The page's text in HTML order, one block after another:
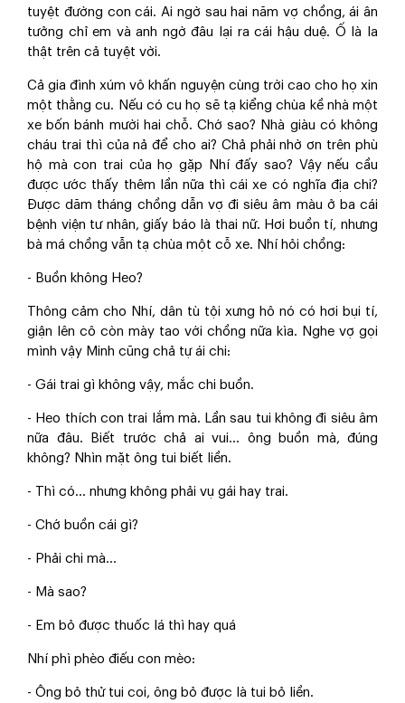
tuyệt đường con cái. Ai ngờ sau hai năm vợ chồng, ái ân
tưởng chỉ em và anh ngờ đâu lại ra cái hậu duệ. Ố là la
thật trên cả tuyệt vời.
Cả gia đình xúm vô khấn nguyện cùng trời cao cho họ xin
một thằng cu. Nếu có cu họ sẽ tạ kiểng chùa kề nhà một
xe bốn bánh mười hai chỗ. Chớ sao? Nhà giàu có không
cháu trai thì của nả để cho ai? Chả phải nhờ ơn trên phù
hộ mà con trai của họ gặp Nhí đấy sao? Vậy nếu cầu
được ước thấy thêm lần nữa thì cái xe có nghĩa địa chi?
Được dăm tháng chồng dẫn vợ đi siêu âm màu ở ba cái
bệnh viện tư nhân, giấy báo là thai nữ. Hơi buồn tí, nhưng
bà má chồng vẫn tạ chùa một cỗ xe. Nhí hỏi chồng:
- Buồn không Heo?
Thông cảm cho Nhí, dân tù tội xưng hô nó có hơi bụi tí,
giận lên cô còn mày tao với chồng nữa kìa. Nghe vợ gọi
mình vậy Minh cũng chả tự ái chi:
- Gái trai gì không vậy, mắc chi buồn.
- Heo thích con trai lắm mà. Lần sau tui không đi siêu âm
nữa đâu. Biết trước chả ai vui… ông buồn mà, đúng
không? Nhìn mặt ông tui biết liền.
- Thì có… nhưng không phải vụ gái hay trai.
- Chớ buồn cái gì?
- Phải chi mà…
- Mà sao?
- Em bỏ được thuốc lá thì hay quá
Nhí phì phèo điếu con mèo:
- Ông bỏ thử tui coi, ông bỏ được là tui bỏ liền.